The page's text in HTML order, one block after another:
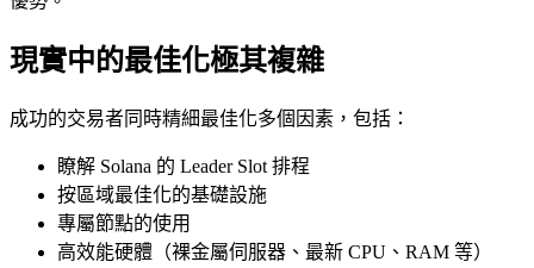
現實中的最佳化極其複雜
成功的交易者同時精細最佳化多個因素，包括：
瞭解 Solana 的 Leader Slot 排程
按區域最佳化的基礎設施
專屬節點的使用
高效能硬體（裸金屬伺服器、最新 CPU、RAM 等）